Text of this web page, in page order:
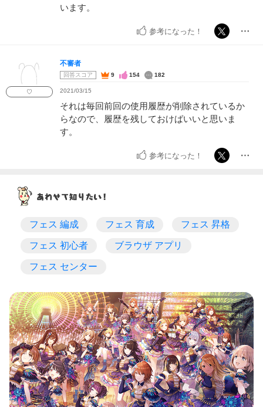
います。
参考になった！
♡
不審者
回答スコア 9 154 182
2021/03/15
それは毎回前回の使用履歴が削除されているか
らなので、履歴を残しておけばいいと思いま
す。
参考になった！
フェス 編成 フェス 育成 フェス 昇格
フェス 初心者 ブラウザ アプリ
フェス センター